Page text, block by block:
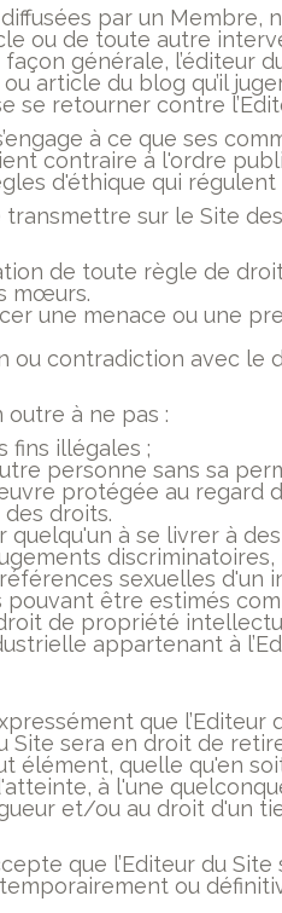
par un Membre,
ou de toute autre
générale, l’éditeur
article du blog qu’il
se retourner contre
à ce que ses
contraire à l'ordre
d'éthique qui
sur le Site
de toute règle de
mœurs.
une menace ou une
ou contradiction avec
à ne pas :
fins illégales ;
personne sans sa
protégée au regard
droits.
quelqu'un à se livrer à
sexuelles d'un
pouvant être estimés
de propriété
appartenant à
que
Site sera en droit de
élément, quelle qu'en
à l'une
et/ou au droit d'un
que l’Editeur du
ou